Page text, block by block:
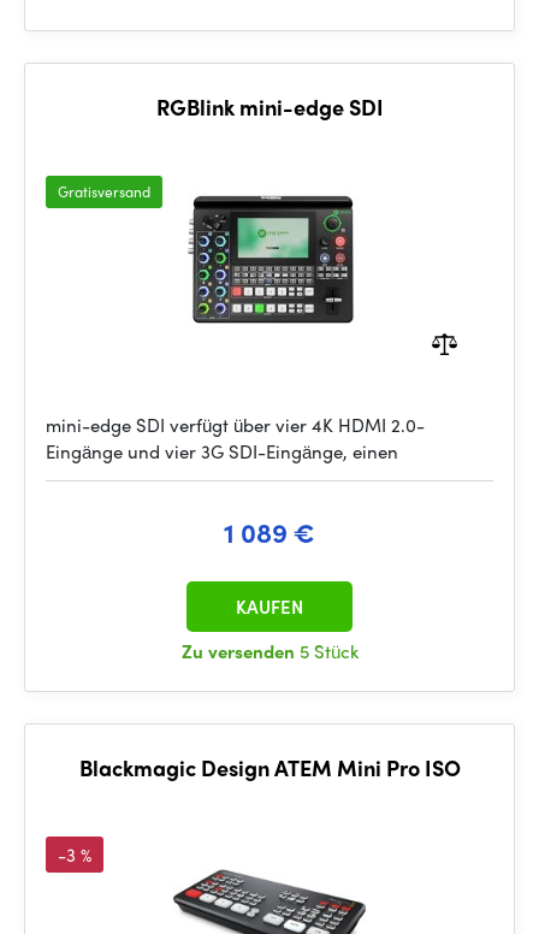
RGBlink mini-edge SDI
Gratisversand
mini-edge SDI verfügt über vier 4K HDMI 2.0-
Eingänge und vier 3G SDI-Eingänge, einen
1 089 €
Zu versenden 5 Stück
KAUFEN
Blackmagic Design ATEM Mini Pro ISO
-3 %